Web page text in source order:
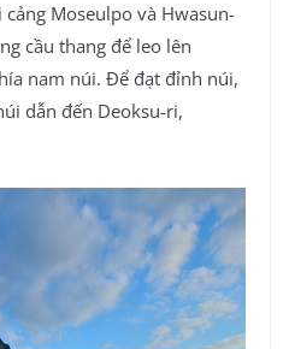
Moseulpo và Hwasun-
cầu thang để leo lên
nam núi. Để đạt đỉnh núi,
dẫn đến Deoksu-ri,